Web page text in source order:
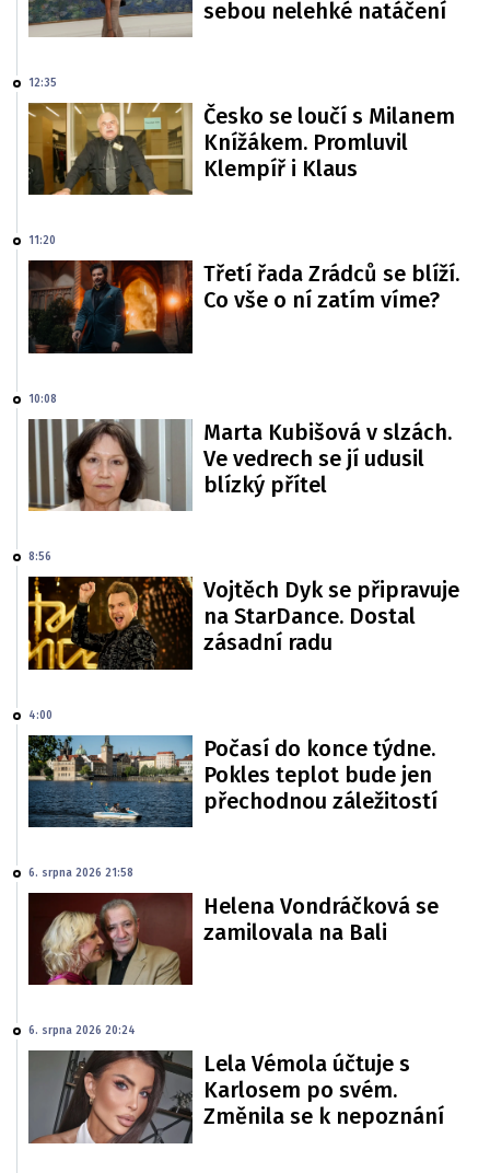
sebou nelehké natáčení
12:35
Česko se loučí s Milanem
Knížákem. Promluvil
Klempíř i Klaus
11:20
Třetí řada Zrádců se blíží.
Co vše o ní zatím víme?
10:08
Marta Kubišová v slzách.
Ve vedrech se jí udusil
blízký přítel
8:56
Vojtěch Dyk se připravuje
na StarDance. Dostal
zásadní radu
4:00
Počasí do konce týdne.
Pokles teplot bude jen
přechodnou záležitostí
6. srpna 2026 21:58
Helena Vondráčková se
zamilovala na Bali
6. srpna 2026 20:24
Lela Vémola účtuje s
Karlosem po svém.
Změnila se k nepoznání